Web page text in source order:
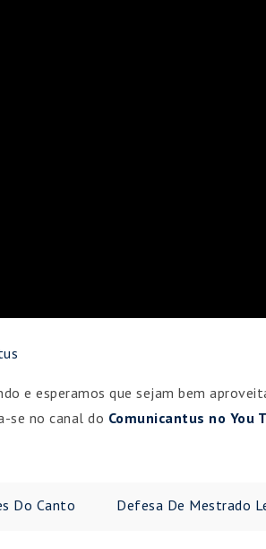
e esperamos que sejam bem
se no canal do Comunicantus no You
Do Canto Defesa De Mestrado